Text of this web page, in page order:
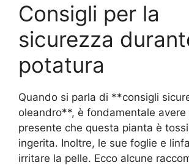
Consigli per la
sicurezza
potatura
Quando si parla di **consigli
oleandro**, è fondamentale avere
presente che questa pianta è
ingerita. Inoltre, le sue foglie e
irritare la pelle. Ecco alcune